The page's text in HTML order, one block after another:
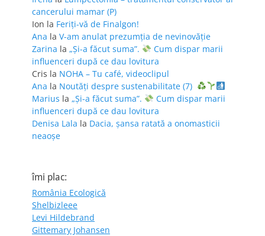
cancerului mamar (P)
Ion la Feriţi-vă de Finalgon!
Ana la V-am anulat prezumția de nevinovăție
Zarina la „Și-a făcut suma”.
Cum dispar marii
influenceri după ce dau lovitura
Cris la NOHA – Tu café, videoclipul
Ana la Noutăți despre sustenabilitate (7)
Marius la „Și-a făcut suma”.
Cum dispar marii
influenceri după ce dau lovitura
Denisa Lala la Dacia, șansa ratată a onomasticii
neaoșe
îmi plac:
România Ecologică
Shelbizleee
Levi Hildebrand
Gittemary Johansen